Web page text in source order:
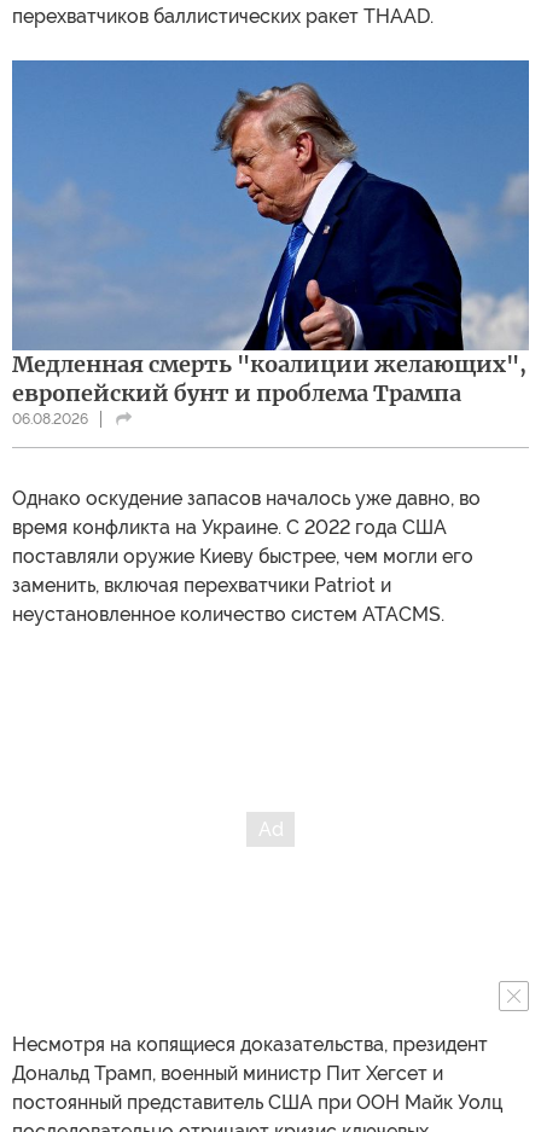
перехватчиков баллистических ракет THAAD.
Медленная смерть "коалиции желающих",
европейский бунт и проблема Трампа
06.08.2026
Однако оскудение запасов началось уже давно, во
время конфликта на Украине. С 2022 года США
поставляли оружие Киеву быстрее, чем могли его
заменить, включая перехватчики Patriot и
неустановленное количество систем ATACMS.
Несмотря на копящиеся доказательства, президент
Дональд Трамп, военный министр Пит Хегсет и
постоянный представитель США при ООН Майк Уолц